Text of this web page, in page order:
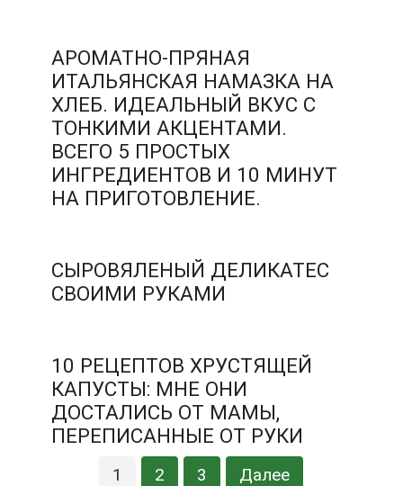
АРОМАТНО-ПРЯНАЯ
ИТАЛЬЯНСКАЯ НАМАЗКА НА
ХЛЕБ. ИДЕАЛЬНЫЙ ВКУС С
ТОНКИМИ АКЦЕНТАМИ.
ВСЕГО 5 ПРОСТЫХ
ИНГРЕДИЕНТОВ И 10 МИНУТ
НА ПРИГОТОВЛЕНИЕ.
СЫРОВЯЛЕНЫЙ ДЕЛИКАТЕС
СВОИМИ РУКАМИ
10 РЕЦЕПТОВ ХРУСТЯЩЕЙ
КАПУСТЫ: МНЕ ОНИ
ДОСТАЛИСЬ ОТ МАМЫ,
ПЕРЕПИСАННЫЕ ОТ РУКИ
1 2 3 Далее